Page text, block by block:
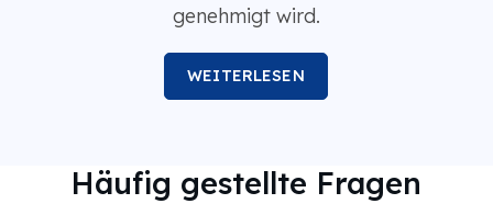
genehmigt wird.
WEITERLESEN
Häufig gestellte Fragen